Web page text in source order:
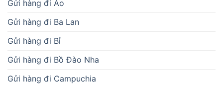
Gửi hàng đi Áo
Gửi hàng đi Ba Lan
Gửi hàng đi Bỉ
Gửi hàng đi Bồ Đào Nha
Gửi hàng đi Campuchia